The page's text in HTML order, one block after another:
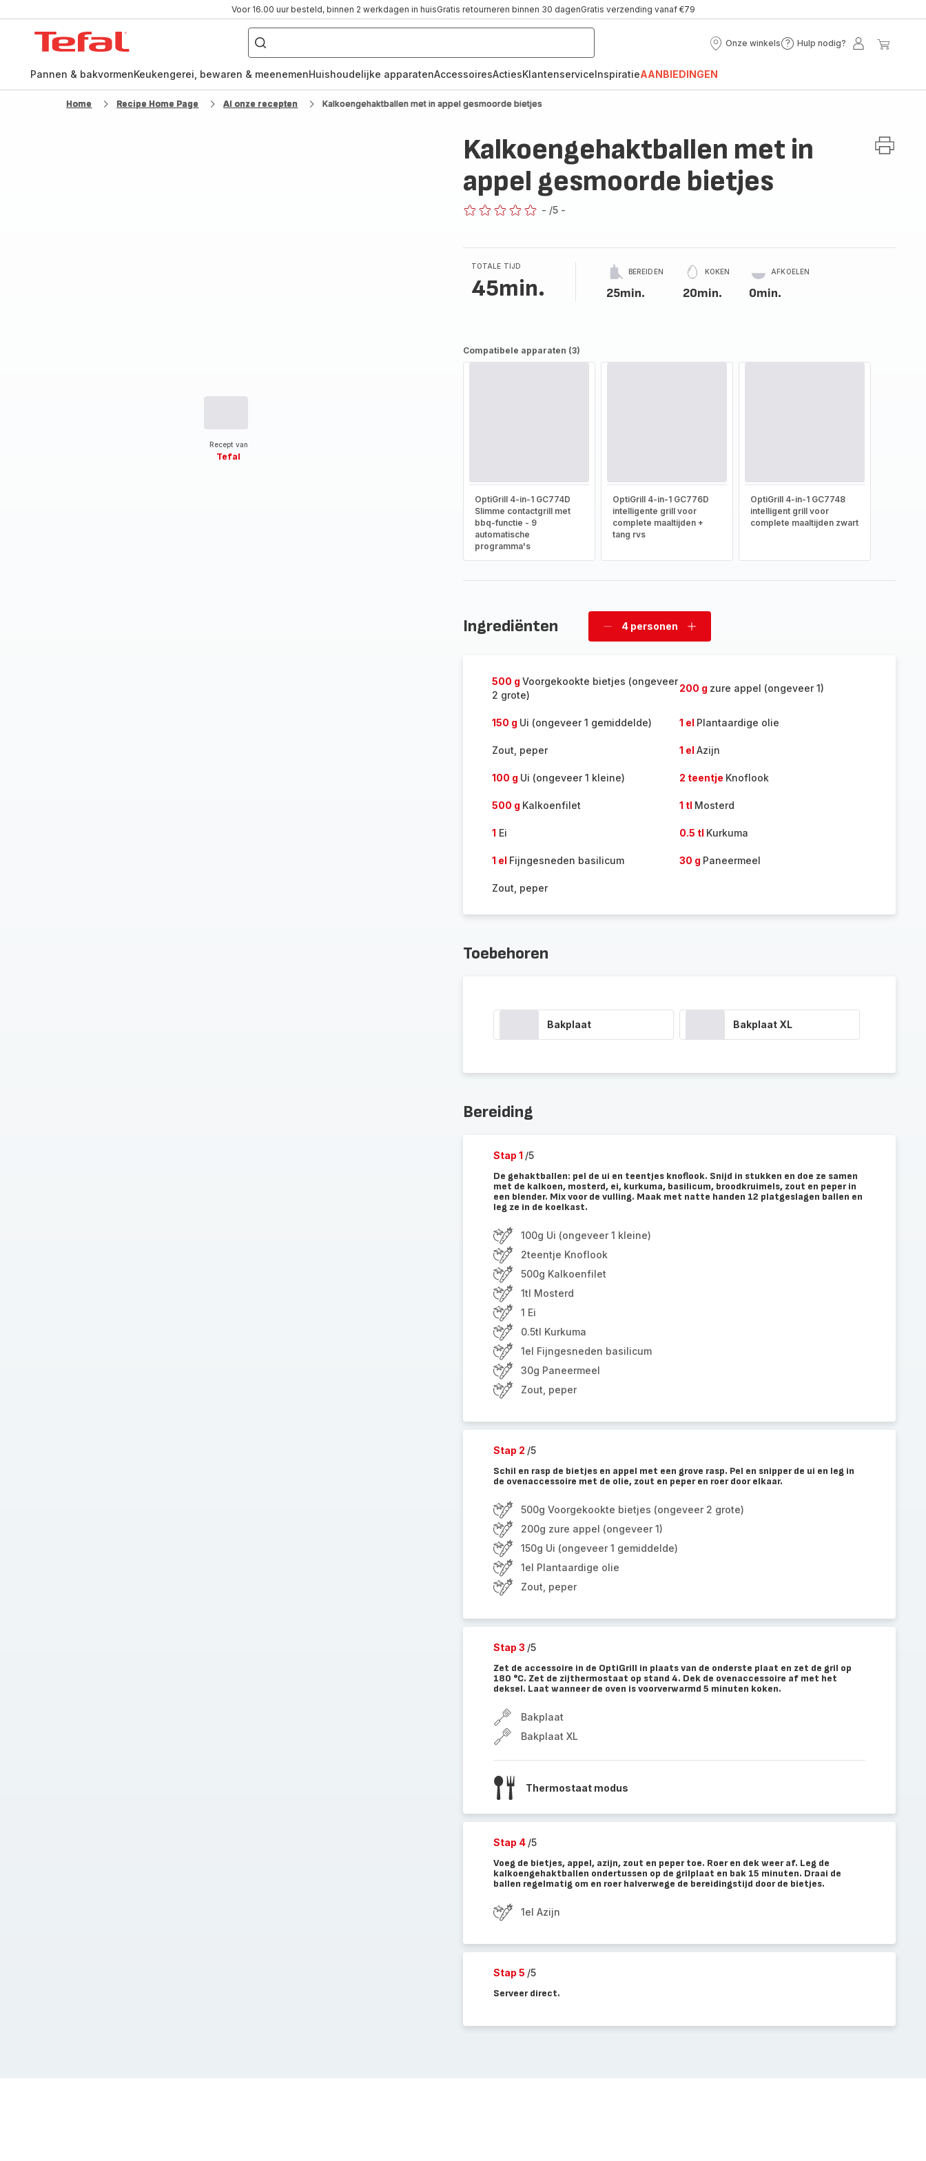
Voor 16.00 uur besteld, binnen 2 werkdagen in huisGratis retourneren binnen 30 dagenGratis verzending vanaf €79
Waar
ben
naar
Onze winkels
Onze
Hulp nodig?
Hulp
Mijn
Pannen & bakvormenKeukengerei, bewaren & meenemenHuishoudelijke apparatenAccessoiresActiesKlantenserviceInspiratieAANBIEDINGEN
Home Recipe Home Page Al onze recepten Kalkoengehaktballen met in appel gesmoorde bietjes
Recept van
Tefal
Kalkoengehaktballen met in
appel gesmoorde bietjes
- /5 -
TOTALE TIJD
45min.
BEREIDEN
25min.
KOKEN
20min.
AFKOELEN
0min.
Compatibele apparaten (3)
OptiGrill 4-in-1 GC774D
Slimme contactgrill met
bbq-functie - 9
automatische
programma's
OptiGrill 4-in-1 GC776D
intelligente grill voor
complete maaltijden +
tang rvs
OptiGrill 4-in-1 GC7748
intelligent grill voor
complete maaltijden zwart
Ingrediënten
Verwijder
4 personen
Voeg
500 g Voorgekookte bietjes (ongeveer
2 grote)
200 g zure appel (ongeveer 1)
150 g Ui (ongeveer 1 gemiddelde) 1 el Plantaardige olie
Zout, peper 1 el Azijn
100 g Ui (ongeveer 1 kleine) 2 teentje Knoflook
500 g Kalkoenfilet 1 tl Mosterd
1 Ei 0.5 tl Kurkuma
1 el Fijngesneden basilicum 30 g Paneermeel
Zout, peper
Toebehoren
Bakplaat Bakplaat XL
Bereiding
Stap 1 /5
De gehaktballen: pel de ui en teentjes knoflook. Snijd in stukken en doe ze samen
met de kalkoen, mosterd, ei, kurkuma, basilicum, broodkruimels, zout en peper in
een blender. Mix voor de vulling. Maak met natte handen 12 platgeslagen ballen en
leg ze in de koelkast.
100g Ui (ongeveer 1 kleine)
2teentje Knoflook
500g Kalkoenfilet
1tl Mosterd
1 Ei
0.5tl Kurkuma
1el Fijngesneden basilicum
30g Paneermeel
Zout, peper
Stap 2 /5
Schil en rasp de bietjes en appel met een grove rasp. Pel en snipper de ui en leg in
de ovenaccessoire met de olie, zout en peper en roer door elkaar.
500g Voorgekookte bietjes (ongeveer 2 grote)
200g zure appel (ongeveer 1)
150g Ui (ongeveer 1 gemiddelde)
1el Plantaardige olie
Zout, peper
Stap 3 /5
Zet de accessoire in de OptiGrill in plaats van de onderste plaat en zet de gril op
180 °C. Zet de zijthermostaat op stand 4. Dek de ovenaccessoire af met het
deksel. Laat wanneer de oven is voorverwarmd 5 minuten koken.
Bakplaat
Bakplaat XL
Thermostaat modus
Stap 4 /5
Voeg de bietjes, appel, azijn, zout en peper toe. Roer en dek weer af. Leg de
kalkoengehaktballen ondertussen op de grilplaat en bak 15 minuten. Draai de
ballen regelmatig om en roer halverwege de bereidingstijd door de bietjes.
1el Azijn
Stap 5 /5
Serveer direct.